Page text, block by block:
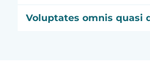
Voluptates omnis quasi